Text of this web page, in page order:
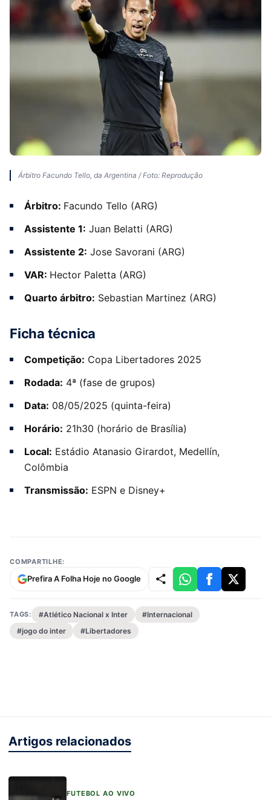
Árbitro Facundo Tello, da Argentina / Foto: Reprodução
Árbitro: Facundo Tello (ARG)
Assistente 1: Juan Belatti (ARG)
Assistente 2: Jose Savorani (ARG)
VAR: Hector Paletta (ARG)
Quarto árbitro: Sebastian Martinez (ARG)
Ficha técnica
Competição: Copa Libertadores 2025
Rodada: 4ª (fase de grupos)
Data: 08/05/2025 (quinta-feira)
Horário: 21h30 (horário de Brasília)
Local: Estádio Atanasio Girardot, Medellín,
Colômbia
Transmissão: ESPN e Disney+
COMPARTILHE:
Prefira A Folha Hoje no Google
TAGS: #Atlético Nacional x Inter
#Internacional
#jogo do inter
#Libertadores
Artigos relacionados
FUTEBOL AO VIVO